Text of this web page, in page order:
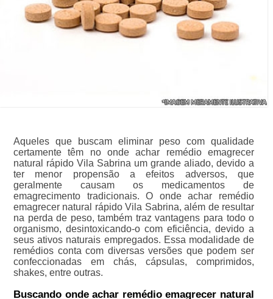
Aqueles que buscam eliminar peso com qualidade
certamente têm no onde achar remédio emagrecer
natural rápido Vila Sabrina um grande aliado, devido a
ter menor propensão a efeitos adversos, que
geralmente causam os medicamentos de
emagrecimento tradicionais. O onde achar remédio
emagrecer natural rápido Vila Sabrina, além de resultar
na perda de peso, também traz vantagens para todo o
organismo, desintoxicando-o com eficiência, devido a
seus ativos naturais empregados. Essa modalidade de
remédios conta com diversas versões que podem ser
confeccionadas em chás, cápsulas, comprimidos,
shakes, entre outras.
Buscando onde achar remédio emagrecer natural